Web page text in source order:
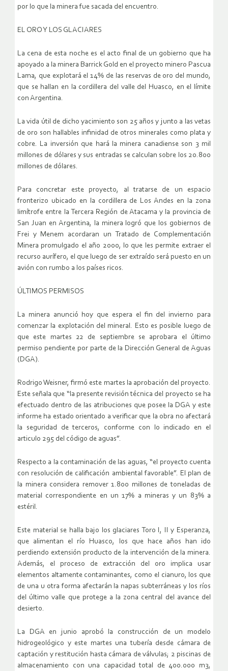
por lo que la minera fue sacada del encuentro.
EL ORO Y LOS GLACIARES
La cena de esta noche es el acto final de un gobierno que ha
apoyado a la minera Barrick Gold en el proyecto minero Pascua
Lama, que explotará el 14% de las reservas de oro del mundo,
que se hallan en la cordillera del valle del Huasco, en el límite
con Argentina.
La vida útil de dicho yacimiento son 25 años y junto a las vetas
de oro son hallables infinidad de otros minerales como plata y
cobre. La inversión que hará la minera canadiense son 3 mil
millones de dólares y sus entradas se calculan sobre los 20.800
millones de dólares.
Para concretar este proyecto, al tratarse de un espacio
fronterizo ubicado en la cordillera de Los Andes en la zona
limítrofe entre la Tercera Región de Atacama y la provincia de
San Juan en Argentina, la minera logró que los gobiernos de
Frei y Menem acordaran un Tratado de Complementación
Minera promulgado el año 2000, lo que les permite extraer el
recurso aurífero, el que luego de ser extraído será puesto en un
avión con rumbo a los países ricos.
ÚLTIMOS PERMISOS
La minera anunció hoy que espera el fin del invierno para
comenzar la explotación del mineral. Esto es posible luego de
que este martes 22 de septiembre se aprobara el último
permiso pendiente por parte de la Dirección General de Aguas
(DGA).
Rodrigo Weisner, firmó este martes la aprobación del proyecto.
Este señala que “la presente revisión técnica del proyecto se ha
efectuado dentro de las atribuciones que posee la DGA y este
informe ha estado orientado a verificar que la obra no afectará
la seguridad de terceros, conforme con lo indicado en el
articulo 295 del código de aguas”.
Respecto a la contaminación de las aguas, “el proyecto cuenta
con resolución de calificación ambiental favorable”. El plan de
la minera considera remover 1.800 millones de toneladas de
material correspondiente en un 17% a mineras y un 83% a
estéril.
Este material se halla bajo los glaciares Toro I, II y Esperanza,
que alimentan el río Huasco, los que hace años han ido
perdiendo extensión producto de la intervención de la minera.
Además, el proceso de extracción del oro implica usar
elementos altamente contaminantes, como el cianuro, los que
de una u otra forma afectarán la napas subterráneas y los ríos
del último valle que protege a la zona central del avance del
desierto.
La DGA en junio aprobó la construcción de un modelo
hidrogeológico y este martes una tubería desde cámara de
captación y restitución hasta cámara de válvulas; 2 piscinas de
almacenamiento con una capacidad total de 400.000 m3,